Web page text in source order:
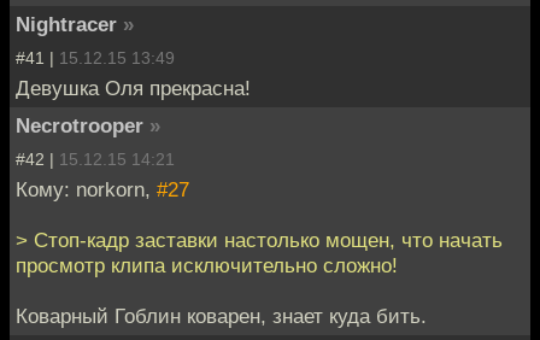
Nightracer »
#41 | 15.12.15 13:49
Девушка Оля прекрасна!
Necrotrooper »
#42 | 15.12.15 14:21
Кому: norkorn, #27
> Стоп-кадр заставки настолько мощен, что начать
просмотр клипа исключительно сложно!
Коварный Гоблин коварен, знает куда бить.